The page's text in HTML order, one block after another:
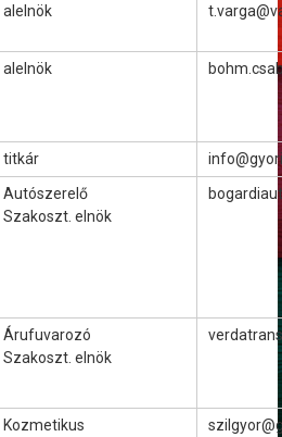
alelnök
alelnök
titkár
Autószerelő
Szakoszt. elnök
Árufuvarozó
Szakoszt. elnök
Kozmetikus